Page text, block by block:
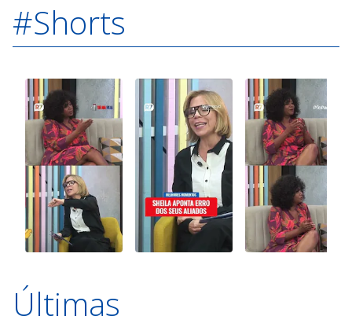
#Shorts
Últimas